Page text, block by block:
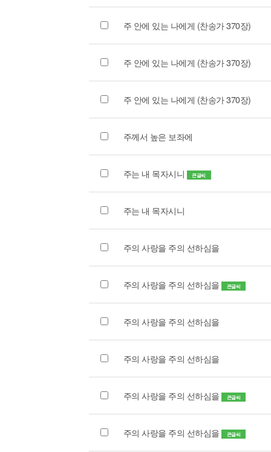
주 안에 있는 나에게 (찬송가 370장)
주 안에 있는 나에게 (찬송가 370장)
주 안에 있는 나에게 (찬송가 370장)
주께서 높은 보좌에
주는 내 목자시니 큰글씨
주는 내 목자시니
주의 사랑을 주의 선하심을
주의 사랑을 주의 선하심을 큰글씨
주의 사랑을 주의 선하심을
주의 사랑을 주의 선하심을
주의 사랑을 주의 선하심을 큰글씨
주의 사랑을 주의 선하심을 큰글씨